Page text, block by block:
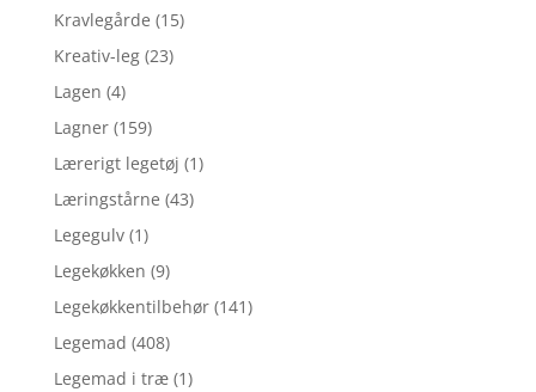
Kravlegårde (15)
Kreativ-leg (23)
Lagen (4)
Lagner (159)
Lærerigt legetøj (1)
Læringstårne (43)
Legegulv (1)
Legekøkken (9)
Legekøkkentilbehør (141)
Legemad (408)
Legemad i træ (1)